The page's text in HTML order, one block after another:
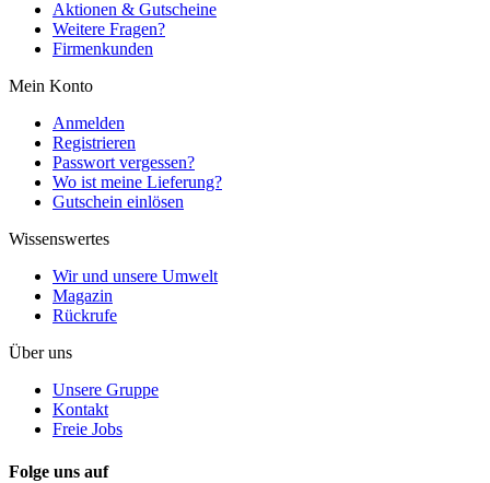
Aktionen & Gutscheine
Weitere Fragen?
Firmenkunden
Mein Konto
Anmelden
Registrieren
Passwort vergessen?
Wo ist meine Lieferung?
Gutschein einlösen
Wissenswertes
Wir und unsere Umwelt
Magazin
Rückrufe
Über uns
Unsere Gruppe
Kontakt
Freie Jobs
Folge uns auf